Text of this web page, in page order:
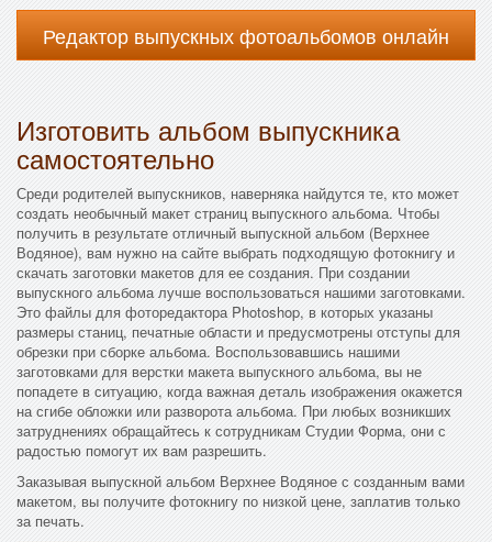
Редактор выпускных фотоальбомов онлайн
Изготовить альбом выпускника
самостоятельно
Среди родителей выпускников, наверняка найдутся те, кто может
создать необычный макет страниц выпускного альбома. Чтобы
получить в результате отличный выпускной альбом (Верхнее
Водяное), вам нужно на сайте выбрать подходящую фотокнигу и
скачать заготовки макетов для ее создания. При создании
выпускного альбома лучше воспользоваться нашими заготовками.
Это файлы для фоторедактора Photoshop, в которых указаны
размеры станиц, печатные области и предусмотрены отступы для
обрезки при сборке альбома. Воспользовавшись нашими
заготовками для верстки макета выпускного альбома, вы не
попадете в ситуацию, когда важная деталь изображения окажется
на сгибе обложки или разворота альбома. При любых возникших
затруднениях обращайтесь к сотрудникам Студии Форма, они с
радостью помогут их вам разрешить.
Заказывая выпускной альбом Верхнее Водяное с созданным вами
макетом, вы получите фотокнигу по низкой цене, заплатив только
за печать.